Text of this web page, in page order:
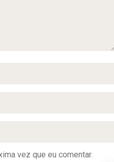
vez que eu comentar.